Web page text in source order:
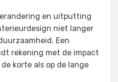
en uitputting
niet langer
Een
rekening met de impact
korte als op de lange